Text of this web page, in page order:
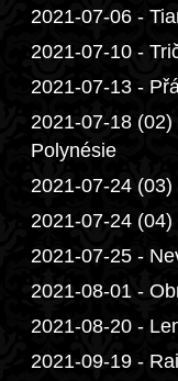
2021-07-06 -
2021-07-10 -
2021-07-13 -
2021-07-18
Polynésie
2021-07-24 (03)
2021-07-24
2021-07-25 -
2021-08-01 -
2021-08-20 -
2021-09-19 -